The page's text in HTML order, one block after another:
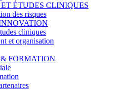
ÉTUDES CLINIQUES
des risques
cliniques
et organisation
FORMATION